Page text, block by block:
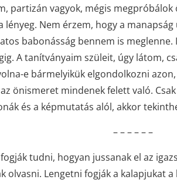
partizán vagyok, mégis
lényeg. Nem érzem, hogy a
babonásság bennem is
A tanítványaim szüleit, úgy látom,
e bármelyikük elgondolkozni
önismeret mindenek felett való.
és a képmutatás alól, akkor
– – – – – –
tudni, hogyan jussanak el az
olvasni. Lengetni fogják a kalapjukat